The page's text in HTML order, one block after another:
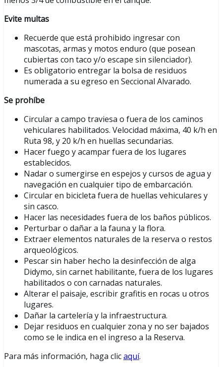
Evite multas
Recuerde que está prohibido ingresar con
mascotas, armas y motos enduro (que posean
cubiertas con taco y/o escape sin silenciador).
Es obligatorio entregar la bolsa de residuos
numerada a su egreso en Seccional Alvarado.
Se prohíbe
Circular a campo traviesa o fuera de los caminos
vehiculares habilitados. Velocidad máxima, 40 k/h en
Ruta 98, y 20 k/h en huellas secundarias.
Hacer fuego y acampar fuera de los lugares
establecidos.
Nadar o sumergirse en espejos y cursos de agua y
navegación en cualquier tipo de embarcación.
Circular en bicicleta fuera de huellas vehiculares y
sin casco.
Hacer las necesidades fuera de los baños públicos.
Perturbar o dañar a la fauna y la flora.
Extraer elementos naturales de la reserva o restos
arqueológicos.
Pescar sin haber hecho la desinfección de alga
Didymo, sin carnet habilitante, fuera de los lugares
habilitados o con carnadas naturales.
Alterar el paisaje, escribir grafitis en rocas u otros
lugares.
Dañar la cartelería y la infraestructura.
Dejar residuos en cualquier zona y no ser bajados
como se le indica en el ingreso a la Reserva.
Para más información, haga clicaquí.